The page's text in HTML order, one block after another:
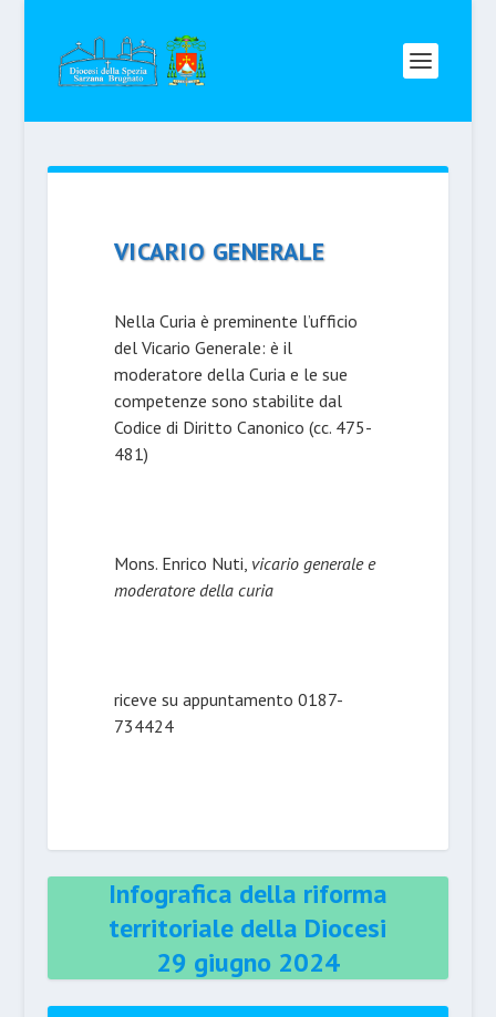
VICARIO GENERALE
Nella Curia è preminente l’ufficio
del Vicario Gene­rale: è il
moderatore della Curia e le sue
competenze sono stabilite dal
Codi­ce di Diritto Canonico (cc. 475-
481)
Mons. Enrico Nuti, vicario generale e
moderatore della curia
riceve su appuntamento 0187-
734424
Infografica della riforma
territoriale della Diocesi
29 giugno 2024